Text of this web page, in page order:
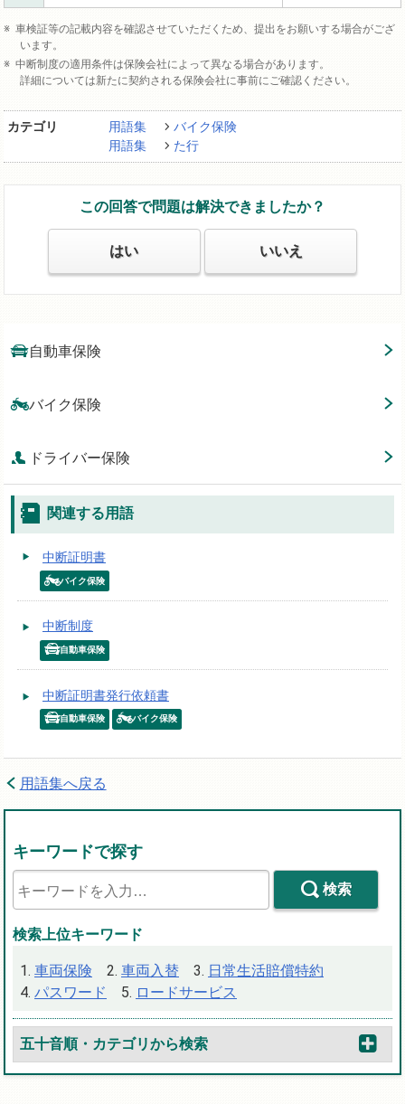
車検証等の記載内容を確認させていただくため、提出をお願いする場合がござ
います。
中断制度の適用条件は保険会社によって異なる場合があります。
詳細については新たに契約される保険会社に事前にご確認ください。
カテゴリ 用語集
バイク保険
用語集
た行
この回答で問題は解決できましたか？
はい いいえ
自動車保険
バイク保険
ドライバー保険
関連する用語
中断証明書
バイク保険
中断制度
自動車保険
中断証明書発行依頼書
自動車保険 バイク保険
用語集へ戻る
キーワードで探す
検索
検索上位キーワード
車両保険 車両入替
日常生活賠償特約
パスワード
ロードサービス
五十音順・カテゴリから検索